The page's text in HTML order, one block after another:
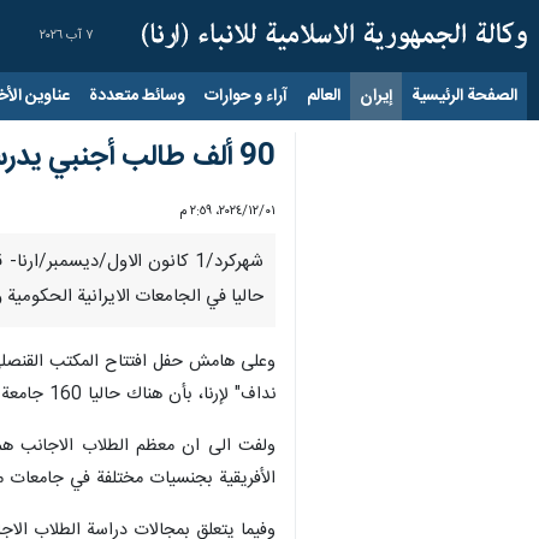
٧ آب ٢٠٢٦
الصفحة الرئيسية إيران العالم آراء و حوارات وسائط متعددة عناوين
90 ألف طالب أجنبي يدرسون حاليا في إيران
٠١‏/١٢‏/٢٠٢٤، ٢:٥٩ م